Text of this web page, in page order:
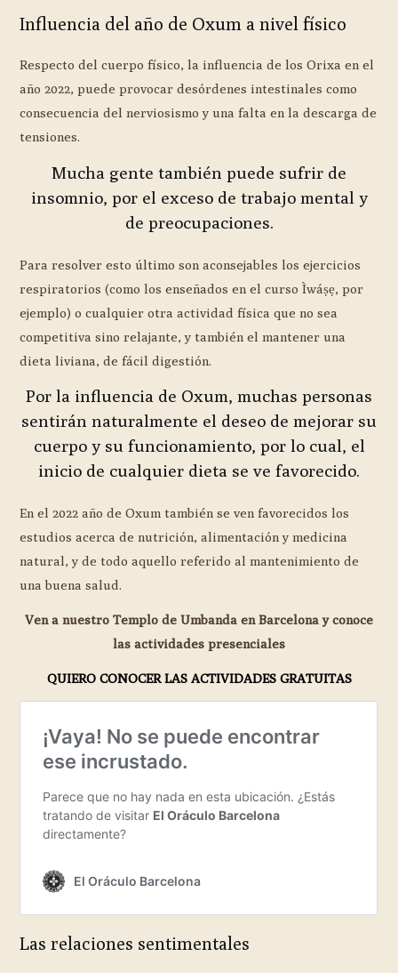
Influencia del año de Oxum a nivel físico
Respecto del cuerpo físico, la influencia de los Orixa en el
año 2022, puede provocar desórdenes intestinales como
consecuencia del nerviosismo y una falta en la descarga de
tensiones.
Mucha gente también puede sufrir de
insomnio, por el exceso de trabajo mental y
de preocupaciones.
Para resolver esto último son aconsejables los ejercicios
respiratorios (como los enseñados en el curso Ìwáṣẹ, por
ejemplo) o cualquier otra actividad física que no sea
competitiva sino relajante, y también el mantener una
dieta liviana, de fácil digestión.
Por la influencia de Oxum, muchas personas
sentirán naturalmente el deseo de mejorar su
cuerpo y su funcionamiento, por lo cual, el
inicio de cualquier dieta se ve favorecido.
En el 2022 año de Oxum también se ven favorecidos los
estudios acerca de nutrición, alimentación y medicina
natural, y de todo aquello referido al mantenimiento de
una buena salud.
Ven a nuestro Templo de Umbanda en Barcelona y conoce
las actividades presenciales
QUIERO CONOCER LAS ACTIVIDADES GRATUITAS
Las relaciones sentimentales